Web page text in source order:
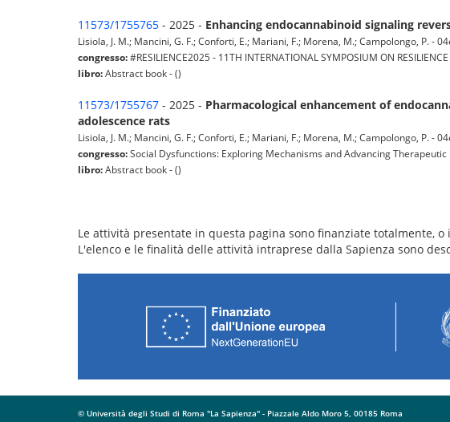
11573/1755765 - 2025 - Enhancing endocannabinoid signaling
Lisiola, J. M.; Mancini, G. F.; Conforti, E.; Mariani, F.; Morena, M.; Campolongo, P. -
congresso:#RESILIENCE2025 - 11TH INTERNATIONAL SYMPOSIUM ON
libro:Abstract book - ()
11573/1755767 - 2025 - Pharmacological enhancement of
adolescence rats
Lisiola, J. M.; Mancini, G. F.; Conforti, E.; Mariani, F.; Morena, M.; Campolongo, P. -
congresso:Social Dysfunctions: Exploring Mechanisms and Advancing
libro:Abstract book - ()
Le attività presentate in questa pagina sono finanziate totalmente,
L'elenco e le finalità delle attività intraprese dalla Sapienza sono
© Università degli Studi di Roma "La Sapienza" - Piazzale Aldo Moro 5, 00185 Roma